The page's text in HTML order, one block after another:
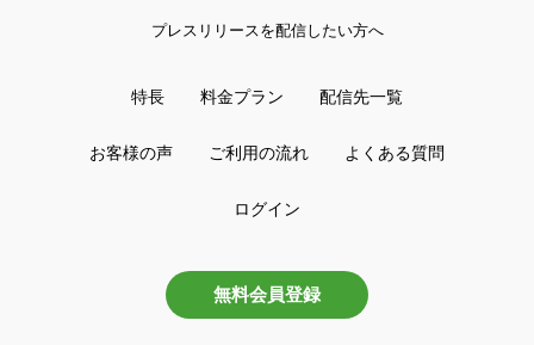
プレスリリースを配信したい方へ
特長 料金プラン 配信先一覧
お客様の声 ご利用の流れ よくある質問
ログイン
無料会員登録